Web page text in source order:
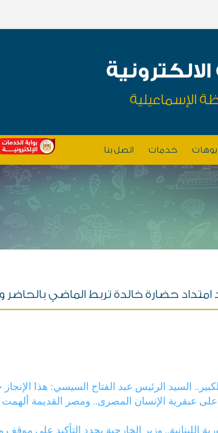
الالكترونية
الإسماعيلية
خدمات اتصل بنا
حضارة خالدة تربط الماضي بالحاضر
السيد الرئيس عبد الفتاح السيسي: هذا
على عبقرية الإنسان المصرى.. ومصر القديمة
اللبنانية.. وزير الخارجية يجدد التأكيد على